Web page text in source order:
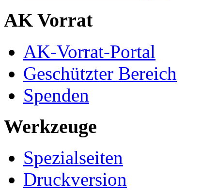
AK Vorrat
AK-Vorrat-Portal
Geschützter Bereich
Spenden
Werkzeuge
Spezialseiten
Druckversion